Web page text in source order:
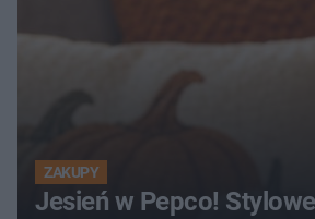
ZAKUPY
Jesień w Pepco!